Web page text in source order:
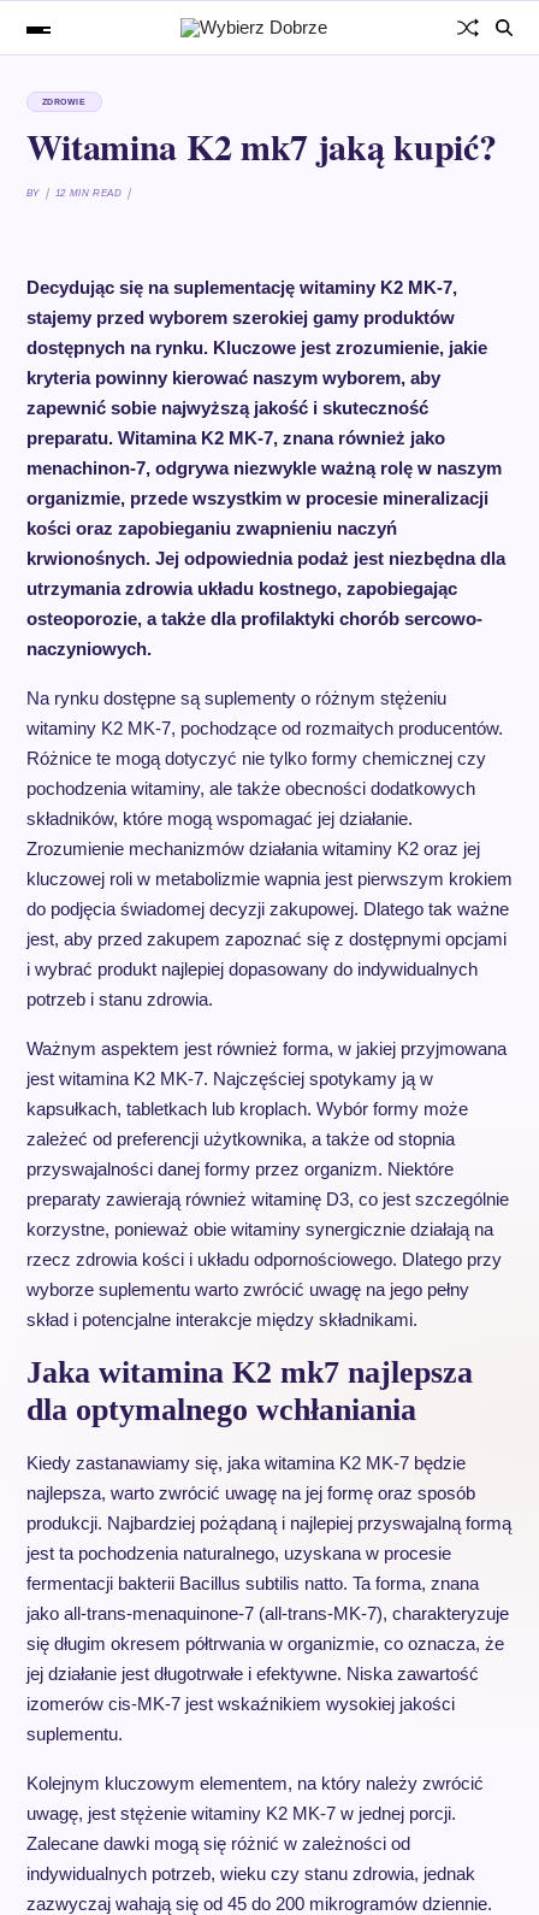
ZDROWIE
Witamina K2 mk7 jaką kupić?
BY 12 MIN READ
Decydując się na suplementację witaminy K2 MK-7,
stajemy przed wyborem szerokiej gamy produktów
dostępnych na rynku. Kluczowe jest zrozumienie, jakie
kryteria powinny kierować naszym wyborem, aby
zapewnić sobie najwyższą jakość i skuteczność
preparatu. Witamina K2 MK-7, znana również jako
menachinon-7, odgrywa niezwykle ważną rolę w naszym
organizmie, przede wszystkim w procesie mineralizacji
kości oraz zapobieganiu zwapnieniu naczyń
krwionośnych. Jej odpowiednia podaż jest niezbędna dla
utrzymania zdrowia układu kostnego, zapobiegając
osteoporozie, a także dla profilaktyki chorób sercowo-
naczyniowych.
Na rynku dostępne są suplementy o różnym stężeniu
witaminy K2 MK-7, pochodzące od rozmaitych producentów.
Różnice te mogą dotyczyć nie tylko formy chemicznej czy
pochodzenia witaminy, ale także obecności dodatkowych
składników, które mogą wspomagać jej działanie.
Zrozumienie mechanizmów działania witaminy K2 oraz jej
kluczowej roli w metabolizmie wapnia jest pierwszym krokiem
do podjęcia świadomej decyzji zakupowej. Dlatego tak ważne
jest, aby przed zakupem zapoznać się z dostępnymi opcjami
i wybrać produkt najlepiej dopasowany do indywidualnych
potrzeb i stanu zdrowia.
Ważnym aspektem jest również forma, w jakiej przyjmowana
jest witamina K2 MK-7. Najczęściej spotykamy ją w
kapsułkach, tabletkach lub kroplach. Wybór formy może
zależeć od preferencji użytkownika, a także od stopnia
przyswajalności danej formy przez organizm. Niektóre
preparaty zawierają również witaminę D3, co jest szczególnie
korzystne, ponieważ obie witaminy synergicznie działają na
rzecz zdrowia kości i układu odpornościowego. Dlatego przy
wyborze suplementu warto zwrócić uwagę na jego pełny
skład i potencjalne interakcje między składnikami.
Jaka witamina K2 mk7 najlepsza
dla optymalnego wchłaniania
Kiedy zastanawiamy się, jaka witamina K2 MK-7 będzie
najlepsza, warto zwrócić uwagę na jej formę oraz sposób
produkcji. Najbardziej pożądaną i najlepiej przyswajalną formą
jest ta pochodzenia naturalnego, uzyskana w procesie
fermentacji bakterii Bacillus subtilis natto. Ta forma, znana
jako all-trans-menaquinone-7 (all-trans-MK-7), charakteryzuje
się długim okresem półtrwania w organizmie, co oznacza, że
jej działanie jest długotrwałe i efektywne. Niska zawartość
izomerów cis-MK-7 jest wskaźnikiem wysokiej jakości
suplementu.
Kolejnym kluczowym elementem, na który należy zwrócić
uwagę, jest stężenie witaminy K2 MK-7 w jednej porcji.
Zalecane dawki mogą się różnić w zależności od
indywidualnych potrzeb, wieku czy stanu zdrowia, jednak
zazwyczaj wahają się od 45 do 200 mikrogramów dziennie.